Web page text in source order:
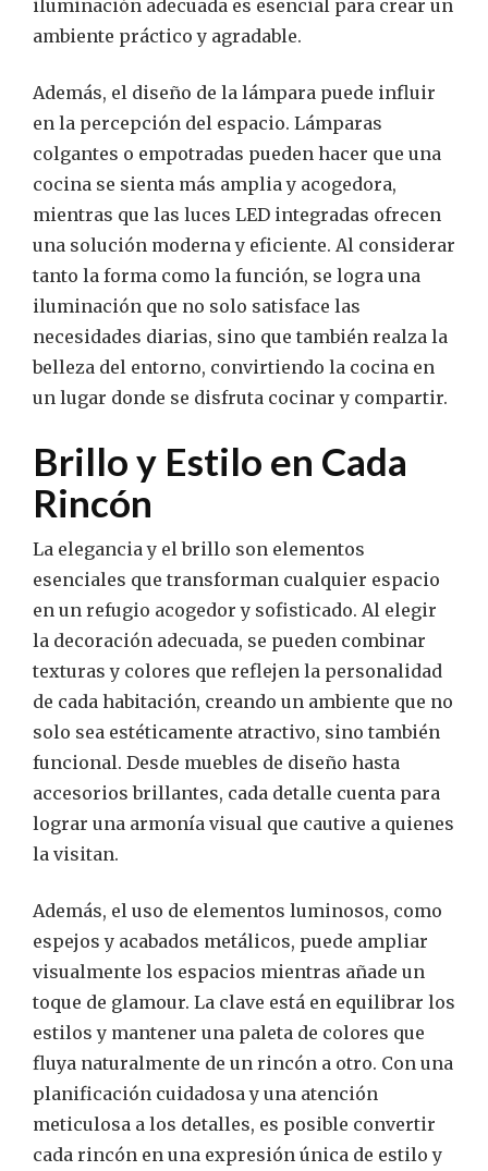
iluminación adecuada es esencial para crear un
ambiente práctico y agradable.
Además, el diseño de la lámpara puede influir
en la percepción del espacio. Lámparas
colgantes o empotradas pueden hacer que una
cocina se sienta más amplia y acogedora,
mientras que las luces LED integradas ofrecen
una solución moderna y eficiente. Al considerar
tanto la forma como la función, se logra una
iluminación que no solo satisface las
necesidades diarias, sino que también realza la
belleza del entorno, convirtiendo la cocina en
un lugar donde se disfruta cocinar y compartir.
Brillo y Estilo en Cada
Rincón
La elegancia y el brillo son elementos
esenciales que transforman cualquier espacio
en un refugio acogedor y sofisticado. Al elegir
la decoración adecuada, se pueden combinar
texturas y colores que reflejen la personalidad
de cada habitación, creando un ambiente que no
solo sea estéticamente atractivo, sino también
funcional. Desde muebles de diseño hasta
accesorios brillantes, cada detalle cuenta para
lograr una armonía visual que cautive a quienes
la visitan.
Además, el uso de elementos luminosos, como
espejos y acabados metálicos, puede ampliar
visualmente los espacios mientras añade un
toque de glamour. La clave está en equilibrar los
estilos y mantener una paleta de colores que
fluya naturalmente de un rincón a otro. Con una
planificación cuidadosa y una atención
meticulosa a los detalles, es posible convertir
cada rincón en una expresión única de estilo y